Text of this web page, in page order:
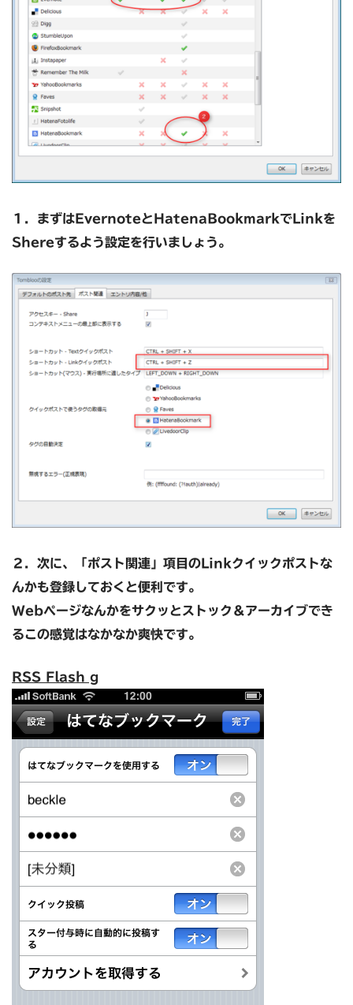
１．まずは EvernoteとHatenaBookmarkでLinkを
Shereするよう設定を行いましょう。
２．次に、
「ポスト関連」項目のLinkクイックポストな
んかも登録しておくと便利です。
Webページなんかをサクッとストック＆アーカイブでき
るこの感覚はなかなか爽快です。
RSS Flash g